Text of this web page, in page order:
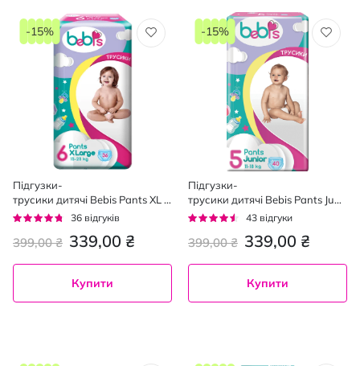
Підгузки-
трусики дитячі Bebis Pants XL
№6, 15-25 кг 36 шт
Рейтинг:
36 відгуків
339,00 ₴
399,00 ₴
-15%
Купити
Підгузки-
трусики дитячі Bebis Pants Juni
or №5, 11-18 кг 40 шт
Рейтинг:
43 відгуки
339,00 ₴
399,00 ₴
-15%
Купити